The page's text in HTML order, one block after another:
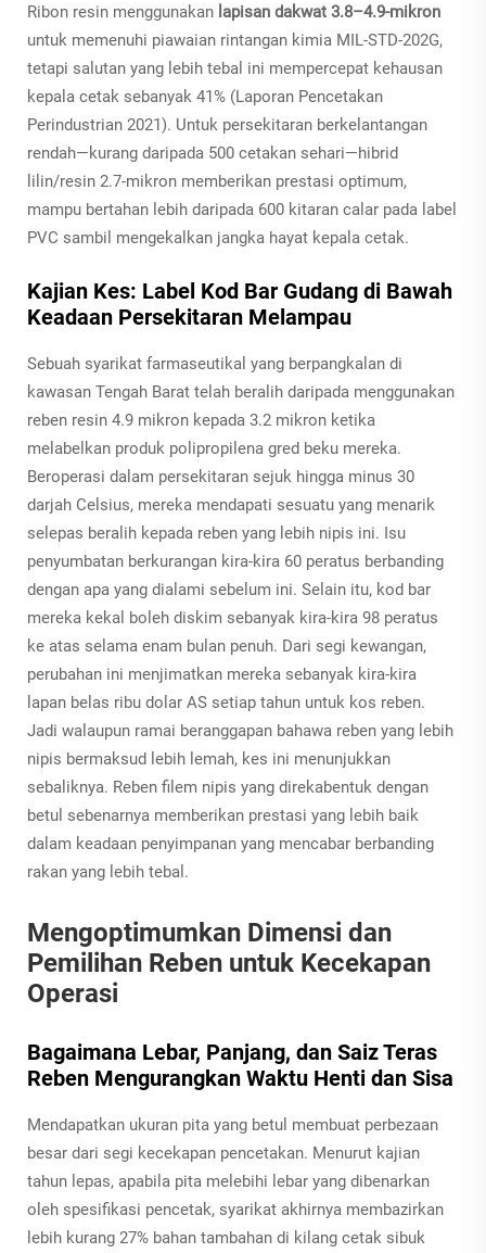
Ribon resin menggunakan lapisan dakwat 3.8–4.9-mikron
untuk memenuhi piawaian rintangan kimia MIL-STD-202G,
tetapi salutan yang lebih tebal ini mempercepat kehausan
kepala cetak sebanyak 41% (Laporan Pencetakan
Perindustrian 2021). Untuk persekitaran berkelantangan
rendah—kurang daripada 500 cetakan sehari—hibrid
lilin/resin 2.7-mikron memberikan prestasi optimum,
mampu bertahan lebih daripada 600 kitaran calar pada label
PVC sambil mengekalkan jangka hayat kepala cetak.
Kajian Kes: Label Kod Bar Gudang di Bawah
Keadaan Persekitaran Melampau
Sebuah syarikat farmaseutikal yang berpangkalan di
kawasan Tengah Barat telah beralih daripada menggunakan
reben resin 4.9 mikron kepada 3.2 mikron ketika
melabelkan produk polipropilena gred beku mereka.
Beroperasi dalam persekitaran sejuk hingga minus 30
darjah Celsius, mereka mendapati sesuatu yang menarik
selepas beralih kepada reben yang lebih nipis ini. Isu
penyumbatan berkurangan kira-kira 60 peratus berbanding
dengan apa yang dialami sebelum ini. Selain itu, kod bar
mereka kekal boleh diskim sebanyak kira-kira 98 peratus
ke atas selama enam bulan penuh. Dari segi kewangan,
perubahan ini menjimatkan mereka sebanyak kira-kira
lapan belas ribu dolar AS setiap tahun untuk kos reben.
Jadi walaupun ramai beranggapan bahawa reben yang lebih
nipis bermaksud lebih lemah, kes ini menunjukkan
sebaliknya. Reben filem nipis yang direkabentuk dengan
betul sebenarnya memberikan prestasi yang lebih baik
dalam keadaan penyimpanan yang mencabar berbanding
rakan yang lebih tebal.
Mengoptimumkan Dimensi dan
Pemilihan Reben untuk Kecekapan
Operasi
Bagaimana Lebar, Panjang, dan Saiz Teras
Reben Mengurangkan Waktu Henti dan Sisa
Mendapatkan ukuran pita yang betul membuat perbezaan
besar dari segi kecekapan pencetakan. Menurut kajian
tahun lepas, apabila pita melebihi lebar yang dibenarkan
oleh spesifikasi pencetak, syarikat akhirnya membazirkan
lebih kurang 27% bahan tambahan di kilang cetak sibuk